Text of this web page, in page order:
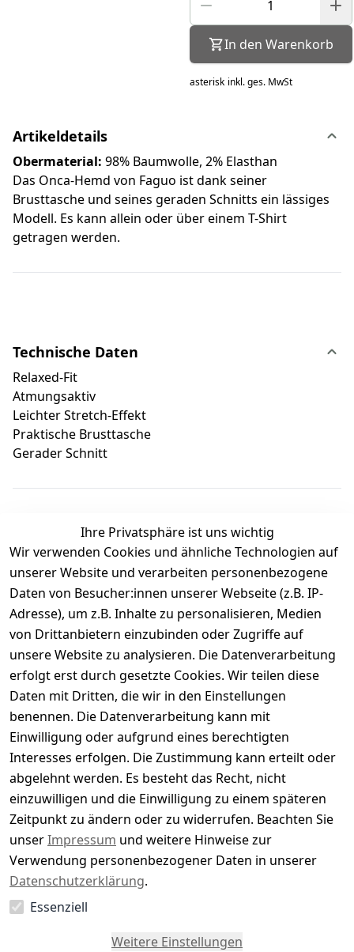
In den Warenkorb
asterisk inkl. ges. MwSt
Artikeldetails
Obermaterial: 98% Baumwolle, 2% Elasthan
Das Onca-Hemd von Faguo ist dank seiner
Brusttasche und seines geraden Schnitts ein lässiges
Modell. Es kann allein oder über einem T-Shirt
getragen werden.
Technische Daten
Relaxed-Fit
Atmungsaktiv
Leichter Stretch-Effekt
Praktische Brusttasche
Gerader Schnitt
Kundenbewertungen
Durchschnittliche Bewertung
0
Basierend auf 0 Bewertung(en)
Bewertung abgeben
5
( 0 )
4
( 0 )
3
( 0 )
2
( 0 )
1
( 0 )
Es hat noch niemand eine Bewertung für diesen
Artikel abgegeben
Ihre Privatsphäre ist uns wichtig
Wir verwenden Cookies und ähnliche Technologien auf
unserer Website und verarbeiten personenbezogene
Daten von Besucher:innen unserer Webseite (z.B. IP-
Adresse), um z.B. Inhalte zu personalisieren, Medien
von Drittanbietern einzubinden oder Zugriffe auf
unsere Website zu analysieren. Die Datenverarbeitung
erfolgt erst durch gesetzte Cookies. Wir teilen diese
Daten mit Dritten, die wir in den Einstellungen
benennen. Die Datenverarbeitung kann mit
Einwilligung oder aufgrund eines berechtigten
Interesses erfolgen. Die Zustimmung kann erteilt oder
abgelehnt werden. Es besteht das Recht, nicht
einzuwilligen und die Einwilligung zu einem späteren
Zeitpunkt zu ändern oder zu widerrufen. Beachten Sie
unserImpressum und weitere Hinweise zur
Verwendung personenbezogener Daten in unserer
Datenschutzerklärung.
Essenziell
Weitere Einstellungen